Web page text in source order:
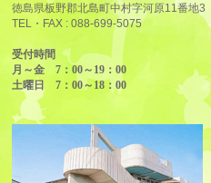
徳島県板野郡北島町中村字河原11番地3
TEL・FAX :088-699-5075
受付時間
月～金 7：00～19：00
土曜日 7：00～18：00